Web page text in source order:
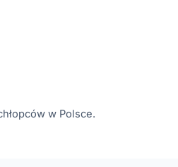
w Polsce.